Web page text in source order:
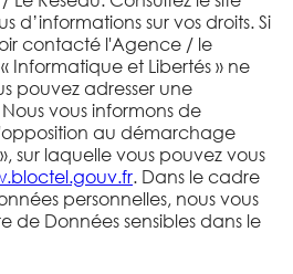
d’informations sur vos droits. Si
contacté l'Agence / le
Informatique et Libertés » ne
pouvez adresser une
vous informons de
au démarchage
sur laquelle vous pouvez vous
. Dans le cadre
personnelles, nous vous
de Données sensibles dans le